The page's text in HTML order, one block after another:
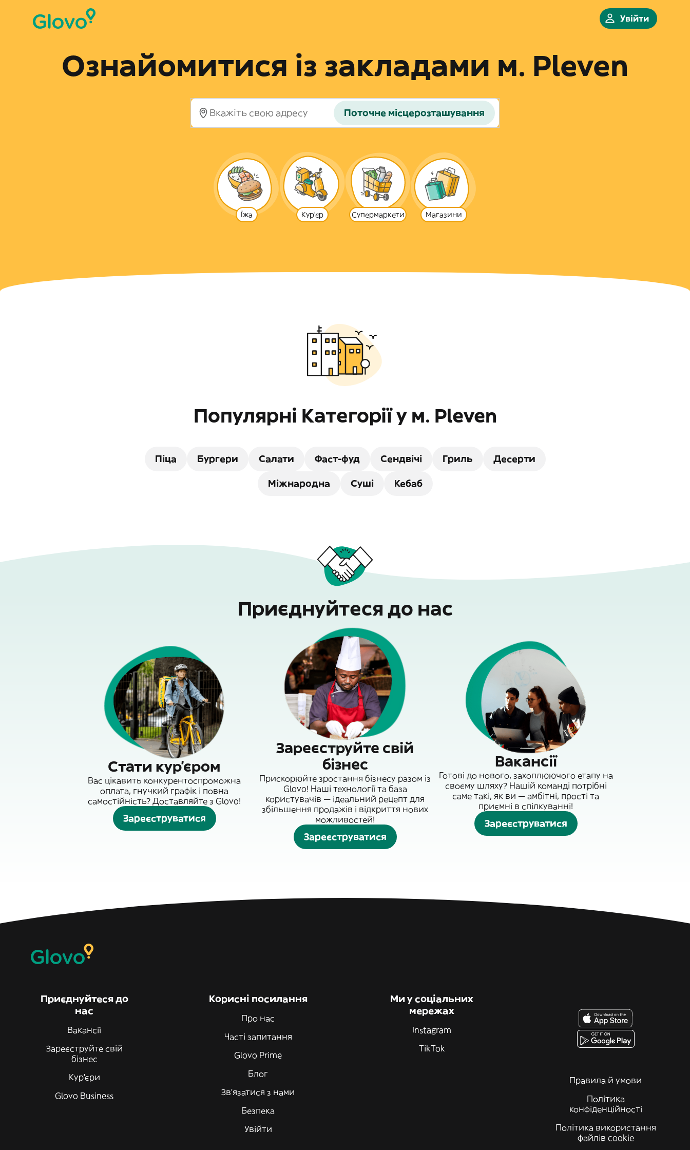
Увійти
Ознайомитися із закладами м. Pleven
Поточне місцерозташування
Їжа Кур'єр Супермаркети Магазини
Популярні Категорії у м. Pleven
Піца Бургери Салати Фаст-фуд Сендвічі Гриль Десерти
Міжнародна Суші Кебаб
Приєднуйтеся до нас
Стати кур'єром
Вас цікавить конкурентоспроможна
оплата, гнучкий графік і повна
самостійність? Доставляйте з Glovo!
Зареєструватися
Зареєструйте свій
бізнес
Прискорюйте зростання бізнесу разом із
Glovo! Наші технології та база
користувачів — ідеальний рецепт для
збільшення продажів і відкриття нових
можливостей!
Зареєструватися
Вакансії
Готові до нового, захоплюючого етапу на
своєму шляху? Нашій команді потрібні
саме такі, як ви — амбітні, прості та
приємні в спілкуванні!
Зареєструватися
Приєднуйтеся до
нас
Вакансії
Зареєструйте свій
бізнес
Кур'єри
Glovo Business
Корисні посилання
Про нас
Часті запитання
Glovo Prime
Блог
Зв'язатися з нами
Безпека
Увійти
Ми у соціальних
мережах
Instagram
TikTok
Правила й умови
Політика
конфіденційності
Політика використання
файлів cookie